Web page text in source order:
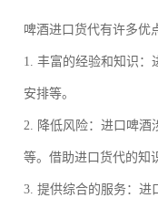
啤酒进口货代有许多优
1. 丰富的经验和知识：
安排等。
2. 降低风险：进口啤酒
等。借助进口货代的知
3. 提供综合的服务：进